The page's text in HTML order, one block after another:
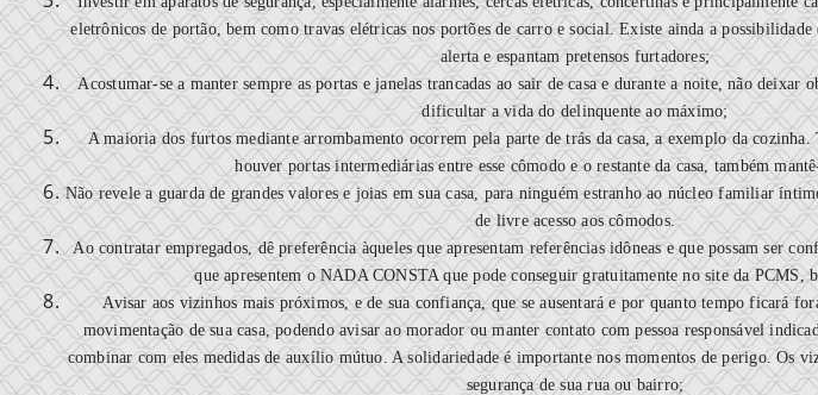
eletrônicos de portão, bem como travas elétricas nos portões de carro e social. Existe ainda a
alerta e espantam pretensos furtadores;
Acostumar-se a manter sempre as portas e janelas trancadas ao sair de casa e durante a noite, não deixar
dificultar a vida do delinquente ao máximo;
A maioria dos furtos mediante arrombamento ocorrem pela parte de trás da casa, a exemplo da cozinha.
houver portas intermediárias entre esse cômodo e o restante da casa, também
Não revele a guarda de grandes valores e joias em sua casa, para ninguém estranho ao núcleo familiar
de livre acesso aos cômodos.
Ao contratar empregados, dê preferência àqueles que apresentam referências idôneas e que possam ser
que apresentem o NADA CONSTA que pode conseguir gratuitamente no site da PCMS,
Avisar aos vizinhos mais próximos, e de sua confiança, que se ausentará e por quanto tempo ficará
movimentação de sua casa, podendo avisar ao morador ou manter contato com pessoa responsável
combinar com eles medidas de auxílio mútuo. A solidariedade é importante nos momentos de perigo. Os
segurança de sua rua ou bairro;